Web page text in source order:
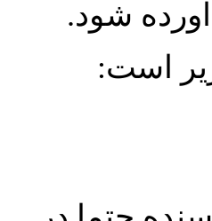
شود.
است: